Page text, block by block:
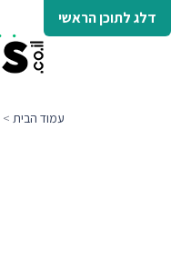
דלג לתוכן הראשי
עמוד הבית >